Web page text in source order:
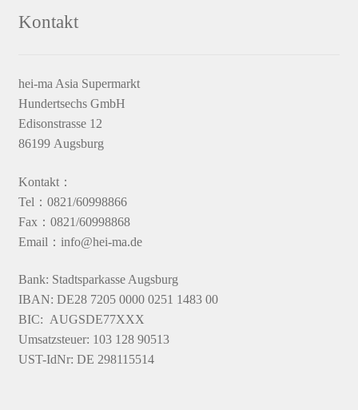
Kontakt
hei-ma Asia Supermarkt
Hundertsechs GmbH
Edisonstrasse 12
86199 Augsburg
Kontakt：
Tel：0821/60998866
Fax：0821/60998868
Email：info@hei-ma.de
Bank: Stadtsparkasse Augsburg
IBAN: DE28 7205 0000 0251 1483 00
BIC: AUGSDE77XXX
Umsatzsteuer: 103 128 90513
UST-IdNr: DE 298115514